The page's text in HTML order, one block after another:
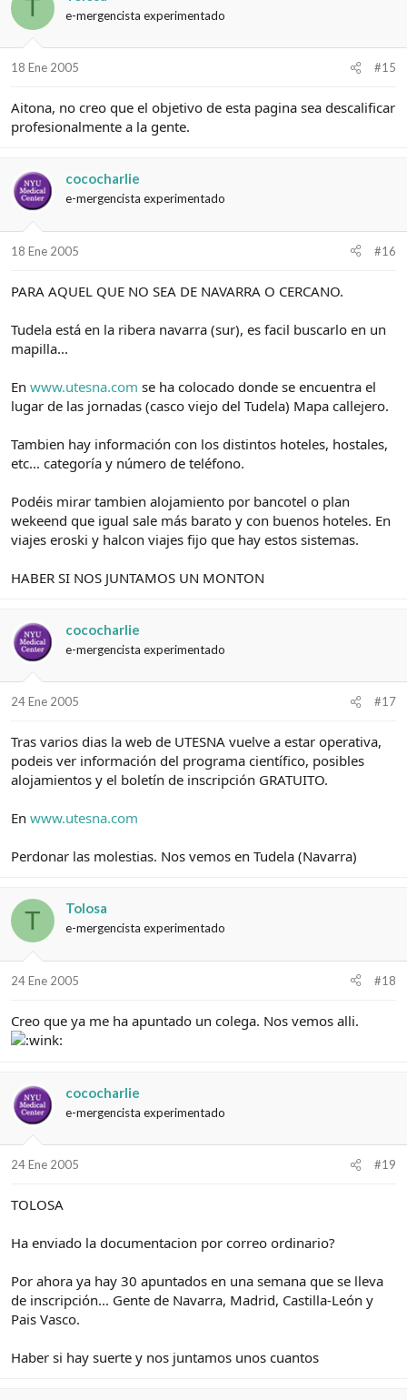
e-mergencista experimentado
18 Ene 2005 #15
Aitona, no creo que el objetivo de esta pagina sea descalificar
profesionalmente a la gente.
cococharlie
e-mergencista experimentado
18 Ene 2005 #16
PARA AQUEL QUE NO SEA DE NAVARRA O CERCANO.
Tudela está en la ribera navarra (sur), es facil buscarlo en un
mapilla...
En www.utesna.com se ha colocado donde se encuentra el
lugar de las jornadas (casco viejo del Tudela) Mapa callejero.
Tambien hay información con los distintos hoteles, hostales,
etc... categoría y número de teléfono.
Podéis mirar tambien alojamiento por bancotel o plan
wekeend que igual sale más barato y con buenos hoteles. En
viajes eroski y halcon viajes fijo que hay estos sistemas.
HABER SI NOS JUNTAMOS UN MONTON
cococharlie
e-mergencista experimentado
24 Ene 2005 #17
Tras varios dias la web de UTESNA vuelve a estar operativa,
podeis ver información del programa científico, posibles
alojamientos y el boletín de inscripción GRATUITO.
En www.utesna.com
Perdonar las molestias. Nos vemos en Tudela (Navarra)
T Tolosa
e-mergencista experimentado
24 Ene 2005 #18
Creo que ya me ha apuntado un colega. Nos vemos alli.
cococharlie
e-mergencista experimentado
24 Ene 2005 #19
TOLOSA
Ha enviado la documentacion por correo ordinario?
Por ahora ya hay 30 apuntados en una semana que se lleva
de inscripción... Gente de Navarra, Madrid, Castilla-León y
Pais Vasco.
Haber si hay suerte y nos juntamos unos cuantos